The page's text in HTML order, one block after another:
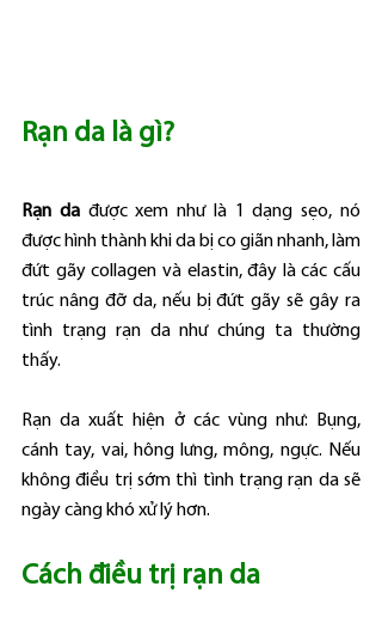
Rạn da là gì?
Rạn da được xem như là 1 dạng sẹo, nó
được hình thành khi da bị co giãn nhanh, làm
đứt gãy collagen và elastin, đây là các cấu
trúc nâng đỡ da, nếu bị đứt gãy sẽ gây ra
tình trạng rạn da như chúng ta thường
thấy.
Rạn da xuất hiện ở các vùng như: Bụng,
cánh tay, vai, hông lưng, mông, ngực. Nếu
không điều trị sớm thì tình trạng rạn da sẽ
ngày càng khó xử lý hơn.
Cách điều trị rạn da